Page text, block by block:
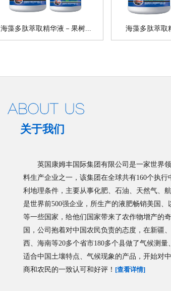
海藻多肽萃取精华液－果树... 海藻多肽萃取
关于我们
英国康姆丰国际集团有限公司是一家世界
料生产企业之一，该集团在全球共有160个执
利地理条件，主要从事化肥、石油、天然气、
是世界前500强企业，所生产的液肥畅销美国
等一些国家，给他们国家带来了农作物增产的
国，公司抱着对中国农民负责的态度，在新疆
西、海南等20多个省市180多个县做了气候测
适合中国土壤特点、气候现象的产品，开始对
商和农民的一致认可和好评！ [查看详情]